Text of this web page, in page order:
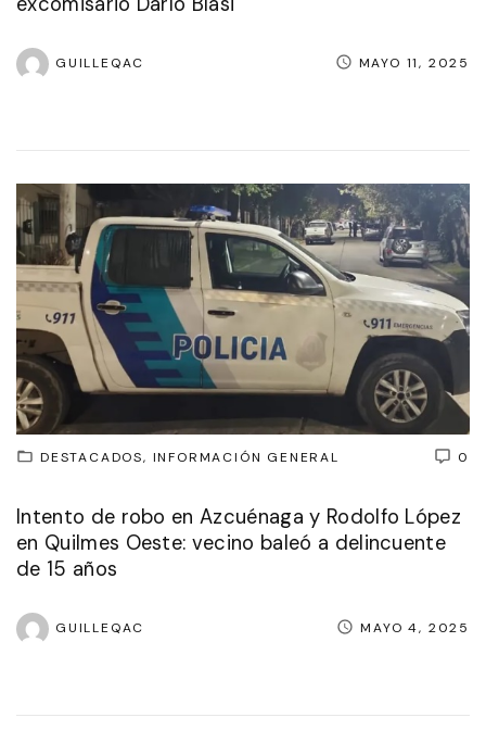
GUILLEQAC MAYO 11, 2025
0
DESTACADOS INFORMACIÓN GENERAL
Intento de robo en Azcuénaga y Rodolfo López
en Quilmes Oeste: vecino baleó a delincuente
de 15 años
GUILLEQAC MAYO 4, 2025